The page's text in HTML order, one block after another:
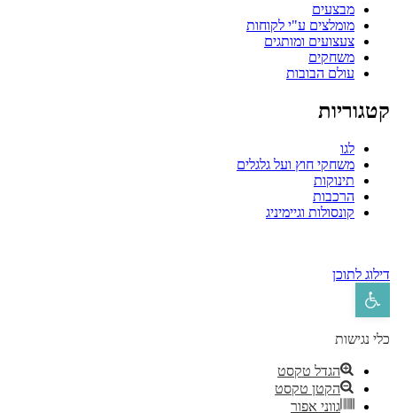
מבצעים
מומלצים ע"י לקוחות
צעצועים ומותגים
משחקים
עולם הבובות
לגו
משחקי חוץ ועל גלגלים
תינוקות
הרכבות
קונסולות וגיימיניג
לתוכן
פתח סרגל נגישות
נגישות
הגדל טקסט
הקטן טקסט
גווני אפור